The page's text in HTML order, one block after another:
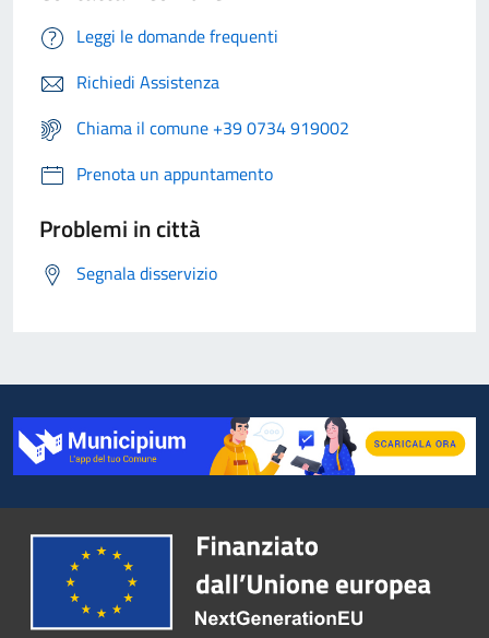
Leggi le domande frequenti
Richiedi Assistenza
Chiama il comune +39 0734 919002
Prenota un appuntamento
Problemi in città
Segnala disservizio